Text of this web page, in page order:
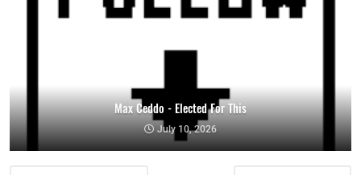
Max Ceddo - Elected For This
July 10, 2026